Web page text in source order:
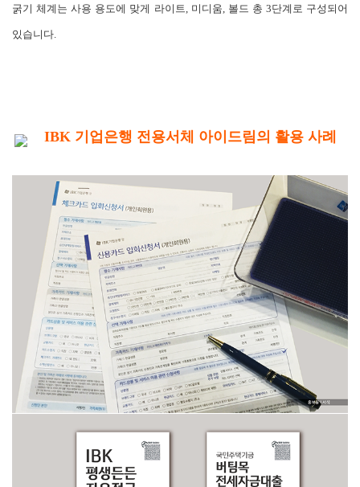
굵기 체계는 사용 용도에 맞게 라이트, 미디움, 볼드 총 3단계로 구성되어
있습니다.
IBK 기업은행 전용서체 아이드림의 활용 사례